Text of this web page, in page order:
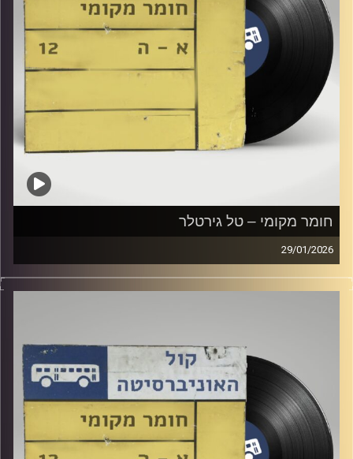
חומר מקומי – טל גירטלר
29/01/2026
שעה של מוזיקה ישראלית עם טל גירטלר